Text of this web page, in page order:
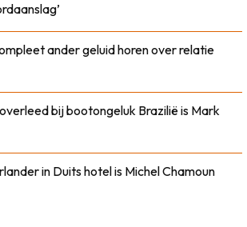
ander geluid horen over relatie
bij bootongeluk Brazilië is Mark
in Duits hotel is Michel Chamoun